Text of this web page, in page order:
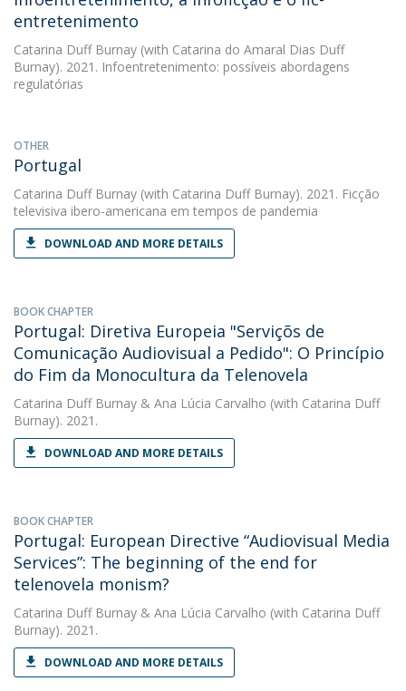
entretenimento
Catarina Duff Burnay (with Catarina do Amaral Dias Duff
Burnay). 2021. Infoentretenimento: possíveis abordagens
regulatórias
OTHER
Portugal
Catarina Duff Burnay (with Catarina Duff Burnay). 2021. Ficção
televisiva ibero-americana em tempos de pandemia
DOWNLOAD AND MORE DETAILS
BOOK CHAPTER
Portugal: Diretiva Europeia "Serviçõs de
Comunicação Audiovisual a Pedido": O Princípio
do Fim da Monocultura da Telenovela
Catarina Duff Burnay & Ana Lúcia Carvalho (with Catarina Duff
Burnay). 2021.
DOWNLOAD AND MORE DETAILS
BOOK CHAPTER
Portugal: European Directive “Audiovisual Media
Services”: The beginning of the end for
telenovela monism?
Catarina Duff Burnay & Ana Lúcia Carvalho (with Catarina Duff
Burnay). 2021.
DOWNLOAD AND MORE DETAILS